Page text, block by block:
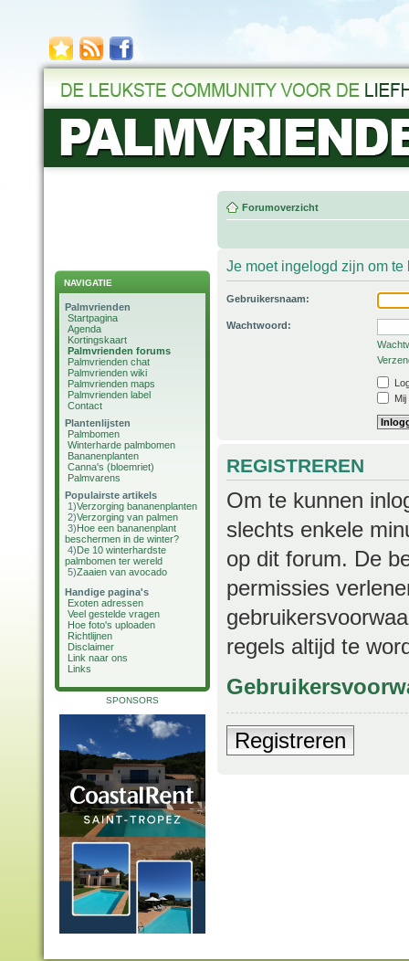
NAVIGATIE
Palmvrienden
Startpagina
Agenda
Kortingskaart
Palmvrienden forums
Palmvrienden chat
Palmvrienden wiki
Palmvrienden maps
Palmvrienden label
Contact
Plantenlijsten
Palmbomen
Winterharde palmbomen
Bananenplanten
Canna's (bloemriet)
Palmvarens
Populairste artikels
1)Verzorging bananenplanten
2)Verzorging van palmen
3)Hoe een bananenplant
beschermen in de winter?
4)De 10 winterhardste
palmbomen ter wereld
5)Zaaien van avocado
Handige pagina's
Exoten adressen
Veel gestelde vragen
Hoe foto's uploaden
Richtlijnen
Disclaimer
Link naar ons
Links
SPONSORS
Forumoverzicht
Je moet ingelogd zijn om
Gebruikersnaam:
Wachtwoord:
REGISTREREN
Om te kunnen
slechts enkele
op dit forum. De
permissies
regels altijd te
Registreren